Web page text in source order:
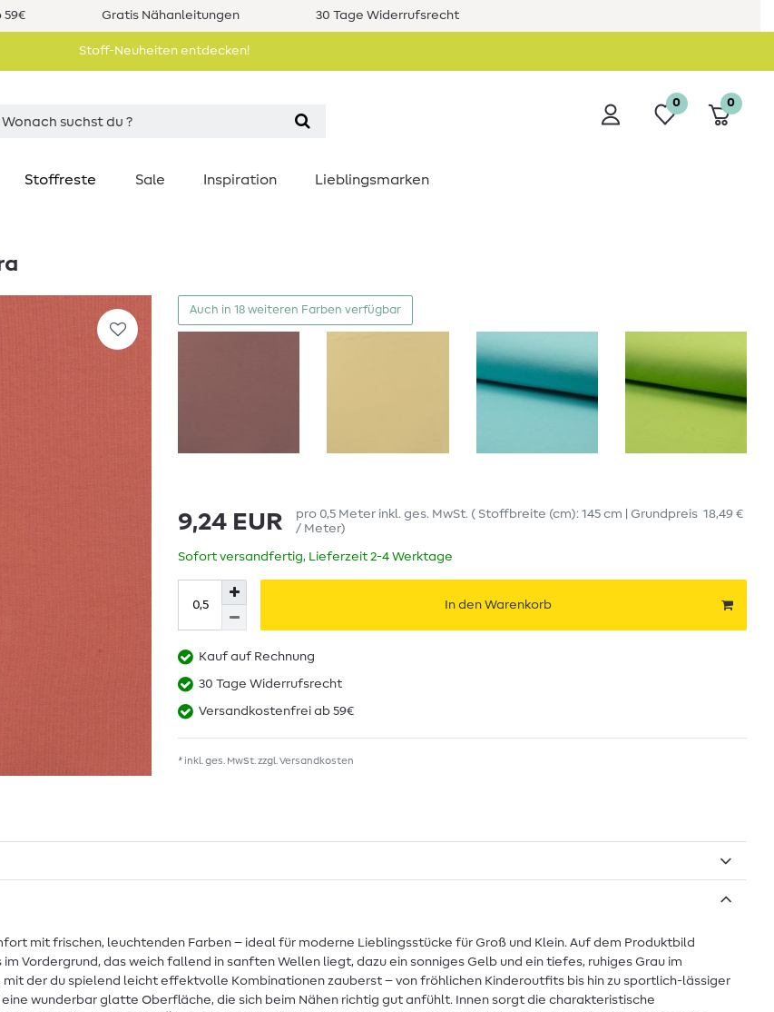
59€ Gratis Nähanleitungen 30 Tage Widerrufsrecht
Stoff-Neuheiten entdecken!
0 0
Stoffreste Sale Inspiration Lieblingsmarken
Auch in 18 weiteren Farben verfügbar
9,24 EUR pro 0,5 Meter inkl. ges. MwSt. ( Stoffbreite (cm): 145 cm | Grundpreis 18,49 €
/ Meter)
Sofort versandfertig, Lieferzeit 2-4 Werktage
In den Warenkorb
Kauf auf Rechnung
30 Tage Widerrufsrecht
Versandkostenfrei ab 59€
* inkl. ges. MwSt. zzgl.Versandkosten
mit frischen, leuchtenden Farben – ideal für moderne Lieblingsstücke für Groß und Klein. Auf dem Produktbild
Vordergrund, das weich fallend in sanften Wellen liegt, dazu ein sonniges Gelb und ein tiefes, ruhiges Grau im
der du spielend leicht effektvolle Kombinationen zauberst – von fröhlichen Kinderoutfits bis hin zu sportlich-lässiger
wunderbar glatte Oberfläche, die sich beim Nähen richtig gut anfühlt. Innen sorgt die charakteristische